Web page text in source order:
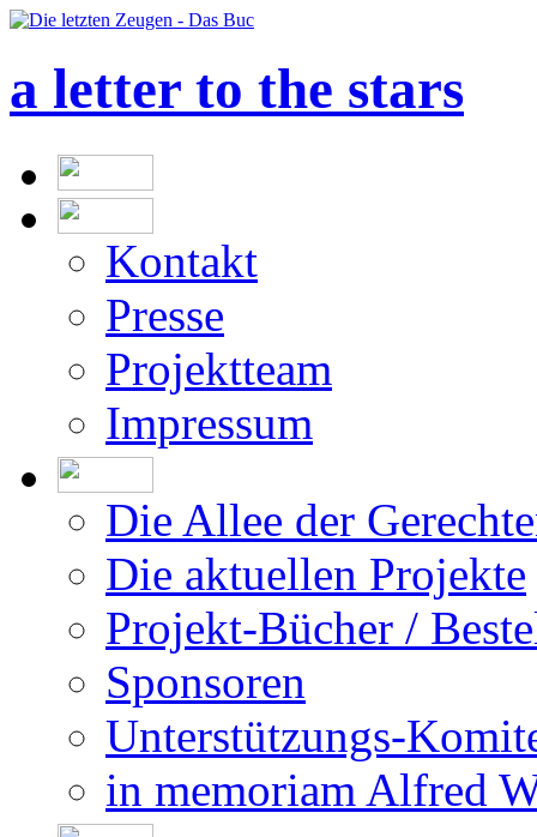
a letter to the stars
Kontakt
Presse
Projektteam
Impressum
Die Allee der
Die aktuellen Projekte
Projekt-Bücher /
Sponsoren
Unterstützungs-
in memoriam Alfred